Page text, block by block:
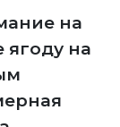
на
ягоду на